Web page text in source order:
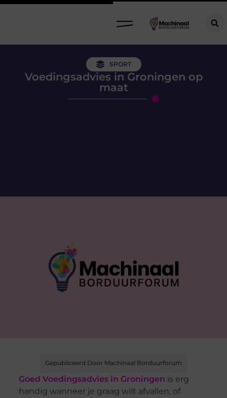
SPORT
Voedingsadvies in Groningen op
maat
Gepubliceerd Door Machinaal Borduurforum
Goed Voedingsadvies in Groningen is erg
handig wanneer je graag wilt afvallen, of